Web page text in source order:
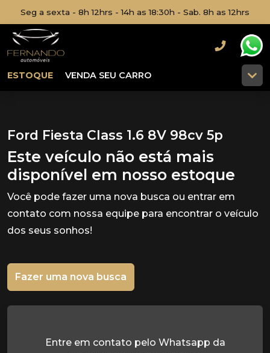
Seg a sexta - 8h 12hrs - 14h as 18:30h - Sab. 8h as 12hrs
ESTOQUE VENDA SEU CARRO
Ford Fiesta Class 1.6 8V 98cv 5p
Este veículo não está mais
disponível em nosso estoque
Você pode fazer uma nova busca ou entrar em
contato com nossa equipe para encontrar o veículo
dos seus sonhos!
Fazer uma nova busca
Entre em contato pelo Whatsapp da